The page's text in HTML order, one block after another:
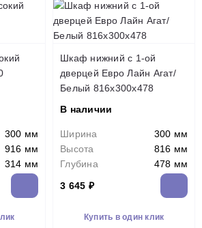
300 мм
916 мм
314 мм
Шкаф нижний с 1-ой
дверцей Евро Лайн Агат/
Белый 816х300х478
В наличии
Ширина
300 мм
Высота
816 мм
Глубина
478 мм
3 645 ₽
Купить в один клик